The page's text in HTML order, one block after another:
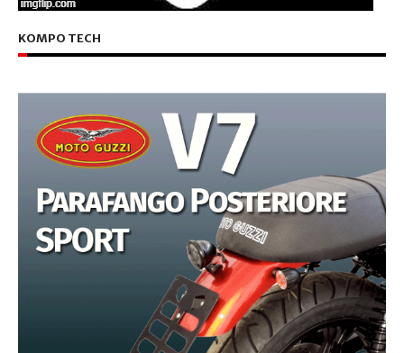
KOMPO TECH